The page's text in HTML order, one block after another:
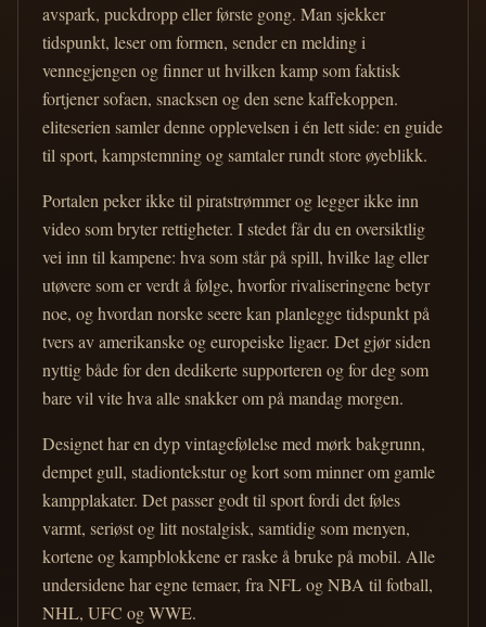
avspark, puckdropp eller første gong. Man sjekker
tidspunkt, leser om formen, sender en melding i
vennegjengen og finner ut hvilken kamp som faktisk
fortjener sofaen, snacksen og den sene kaffekoppen.
eliteserien samler denne opplevelsen i én lett side: en guide
til sport, kampstemning og samtaler rundt store øyeblikk.
Portalen peker ikke til piratstrømmer og legger ikke inn
video som bryter rettigheter. I stedet får du en oversiktlig
vei inn til kampene: hva som står på spill, hvilke lag eller
utøvere som er verdt å følge, hvorfor rivaliseringene betyr
noe, og hvordan norske seere kan planlegge tidspunkt på
tvers av amerikanske og europeiske ligaer. Det gjør siden
nyttig både for den dedikerte supporteren og for deg som
bare vil vite hva alle snakker om på mandag morgen.
Designet har en dyp vintagefølelse med mørk bakgrunn,
dempet gull, stadiontekstur og kort som minner om gamle
kampplakater. Det passer godt til sport fordi det føles
varmt, seriøst og litt nostalgisk, samtidig som menyen,
kortene og kampblokkene er raske å bruke på mobil. Alle
undersidene har egne temaer, fra NFL og NBA til fotball,
NHL, UFC og WWE.